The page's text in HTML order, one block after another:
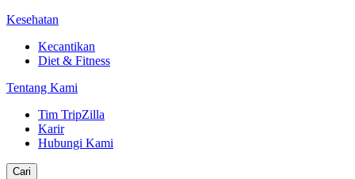
Kesehatan
Kecantikan
Diet & Fitness
Tentang Kami
Tim TripZilla
Karir
Hubungi Kami
Cari